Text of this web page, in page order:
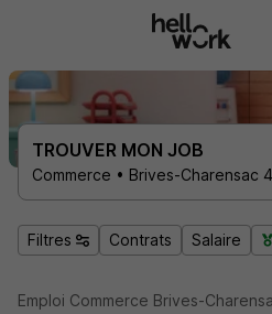
TROUVER MON JOB
Commerce • Brives-Charensac
Filtres Contrats Salaire
Emploi Commerce Brives-